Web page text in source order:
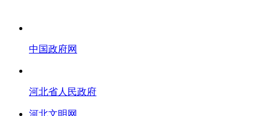
中国政府网
河北省人民政府
河北文明网